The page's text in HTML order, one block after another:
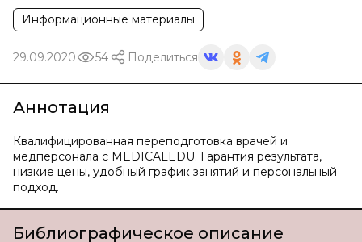
Информационные материалы
29.09.2020 54 Поделиться
Аннотация
Квалифицированная переподготовка врачей и
медперсонала с MEDICALEDU. Гарантия результата,
низкие цены, удобный график занятий и персональный
подход.
Библиографическое описание